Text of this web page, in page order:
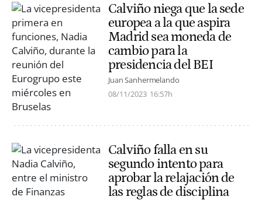
Calviño niega que la sede
europea a la que aspira
Madrid sea moneda de
cambio para la
presidencia del BEI
Juan Sanhermelando
08/11/2023 16:57h
Calviño falla en su
segundo intento para
aprobar la relajación de
las reglas de disciplina